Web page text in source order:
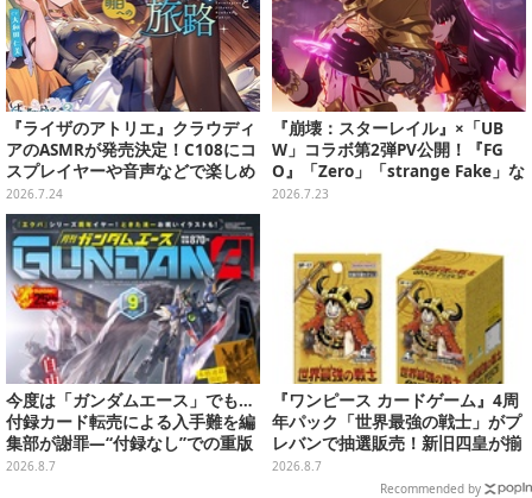
『ライザのアトリエ』クラウディ
アのASMRが発売決定！C108にコ
スプレイヤーや音声などで楽しめ
るブースを出展
2026.7.24
『崩壊：スターレイル』×「UB
W」コラボ第2弾PV公開！『FG
O』「Zero」「strange Fake」な
ど「Fate」シリーズネタが満載の
2026.7.23
今度は「ガンダムエース」でも…
付録カード転売による入手難を編
集部が謝罪―“付録なし”での重版
対応を進行中
2026.8.7
『ワンピース カードゲーム』4周
年パック「世界最強の戦士」がプ
レバンで抽選販売！新旧四皇が揃
い踏み、刃牙作者が描く「カイド
2026.8.7
Recommended by